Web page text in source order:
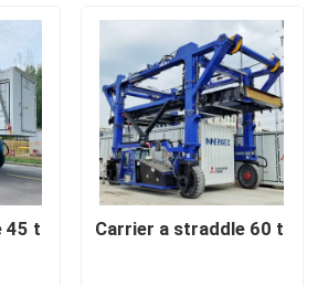
45 t Carrier a straddle 60 t